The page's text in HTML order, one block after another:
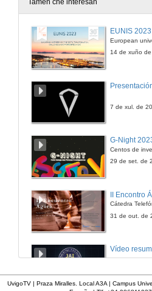
Tamén che interesan
EUNIS 2023
14 de xuño
7 de xul. de
29 de set. de
31 de out. de
Vídeo
UvigoTV | Praza Miralles. Local A3A | Campus